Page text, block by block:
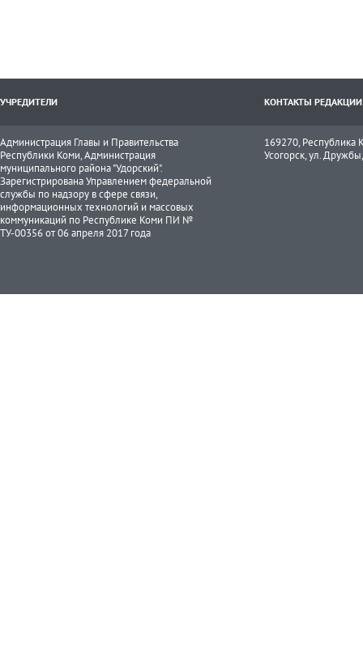
УЧРЕДИТЕЛИ КОНТАКТЫ РЕДАКЦИИ
Администрация Главы и Правительства
Республики Коми, Администрация
муниципального района "Удорский".
Зарегистрирована Управлением федеральной
службы по надзору в сфере связи,
информационных технологий и массовых
коммуникаций по Республике Коми ПИ №
ТУ-00356 от 06 апреля 2017 года
169270, Республика
Усогорск, ул.